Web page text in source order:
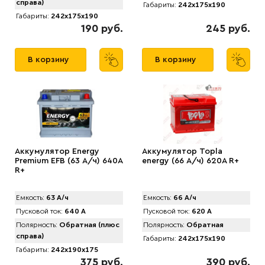
справа)
Габариты: 242x175x190
190 руб.
В корзину
Габариты: 242x175x190
245 руб.
В корзину
Аккумулятор Energy
Premium EFB (63 А/ч) 640A
R+
Емкость: 63 А/ч
Пусковой ток: 640 А
Полярность: Обратная (плюс
справа)
Габариты: 242x190x175
375 руб.
Аккумулятор Topla
energy (66 А/ч) 620А R+
Емкость: 66 А/ч
Пусковой ток: 620 А
Полярность: Обратная
Габариты: 242x175x190
390 руб.